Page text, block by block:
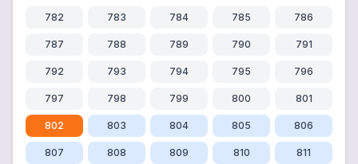
782 783 784 785 786
787 788 789 790 791
792 793 794 795 796
797 798 799 800 801
802 803 804 805 806
807 808 809 810 811